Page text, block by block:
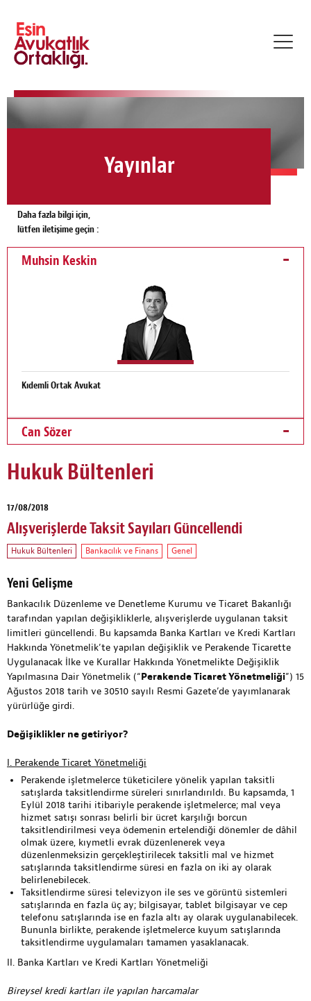
Yayınlar
Daha fazla bilgi için,
lütfen iletişime geçin :
Muhsin Keskin
Kıdemli Ortak Avukat
Can Sözer
Hukuk Bültenleri
17/08/2018
Alışverişlerde Taksit Sayıları Güncellendi
Hukuk Bültenleri Bankacılık ve Finans Genel
Yeni Gelişme
Bankacılık Düzenleme ve Denetleme Kurumu ve Ticaret Bakanlığı
tarafından yapılan değişikliklerle, alışverişlerde uygulanan taksit
limitleri güncellendi. Bu kapsamda Banka Kartları ve Kredi Kartları
Hakkında Yönetmelik’te yapılan değişiklik ve Perakende Ticarette
Uygulanacak İlke ve Kurallar Hakkında Yönetmelikte Değişiklik
Yapılmasına Dair Yönetmelik (“Perakende Ticaret Yönetmeliği”) 15
Ağustos 2018 tarih ve 30510 sayılı Resmi Gazete’de yayımlanarak
yürürlüğe girdi.
Değişiklikler ne getiriyor?
I. Perakende Ticaret Yönetmeliği
Perakende işletmelerce tüketicilere yönelik yapılan taksitli
satışlarda taksitlendirme süreleri sınırlandırıldı. Bu kapsamda, 1
Eylül 2018 tarihi itibariyle perakende işletmelerce; mal veya
hizmet satışı sonrası belirli bir ücret karşılığı borcun
taksitlendirilmesi veya ödemenin ertelendiği dönemler de dâhil
olmak üzere, kıymetli evrak düzenlenerek veya
düzenlenmeksizin gerçekleştirilecek taksitli mal ve hizmet
satışlarında taksitlendirme süresi en fazla on iki ay olarak
belirlenebilecek.
Taksitlendirme süresi televizyon ile ses ve görüntü sistemleri
satışlarında en fazla üç ay; bilgisayar, tablet bilgisayar ve cep
telefonu satışlarında ise en fazla altı ay olarak uygulanabilecek.
Bununla birlikte, perakende işletmelerce kuyum satışlarında
taksitlendirme uygulamaları tamamen yasaklanacak.
II. Banka Kartları ve Kredi Kartları Yönetmeliği
Bireysel kredi kartları ile yapılan harcamalar